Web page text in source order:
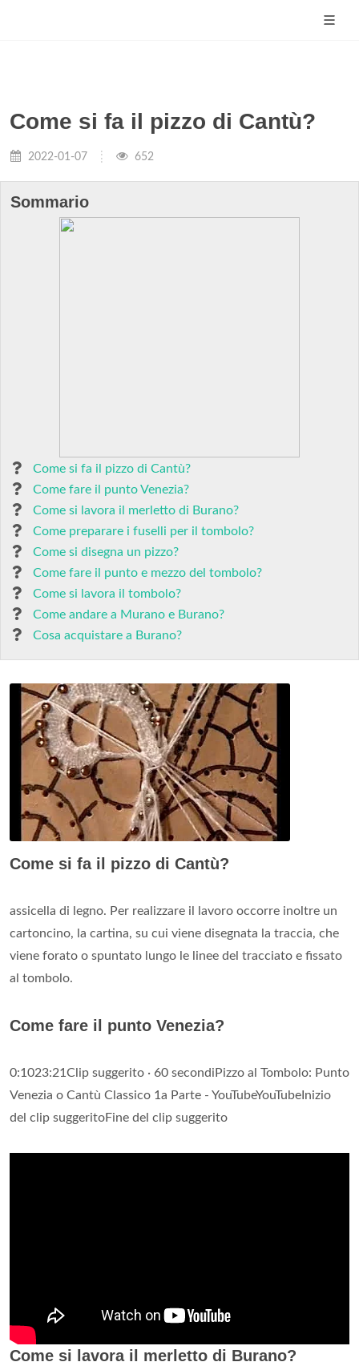
Come si fa il pizzo di Cantù?
2022-01-07 652
Sommario
Come si fa il pizzo di Cantù?
Come fare il punto Venezia?
Come si lavora il merletto di Burano?
Come preparare i fuselli per il tombolo?
Come si disegna un pizzo?
Come fare il punto e mezzo del tombolo?
Come si lavora il tombolo?
Come andare a Murano e Burano?
Cosa acquistare a Burano?
Come si fa il pizzo di Cantù?
assicella di legno. Per realizzare il lavoro occorre inoltre un
cartoncino, la cartina, su cui viene disegnata la traccia, che
viene forato o spuntato lungo le linee del tracciato e fissato
al tombolo.
Come fare il punto Venezia?
0:1023:21Clip suggerito · 60 secondiPizzo al Tombolo: Punto
Venezia o Cantù Classico 1a Parte - YouTubeYouTubeInizio
del clip suggeritoFine del clip suggerito
Come si lavora il merletto di Burano?